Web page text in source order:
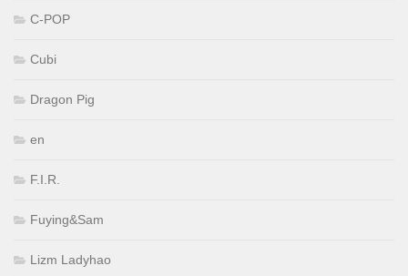
C-POP
Cubi
Dragon Pig
en
F.I.R.
Fuying&Sam
Lizm Ladyhao